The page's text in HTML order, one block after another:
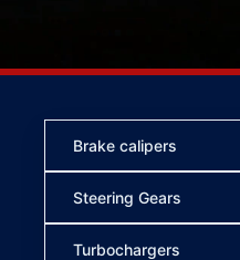
Brake calipers
Steering Gears
Turbochargers